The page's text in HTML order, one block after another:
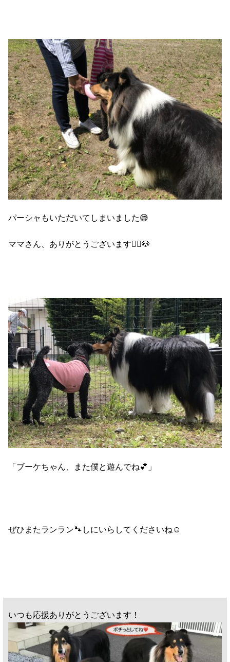
パーシャもいただいてしまいました😅
ママさん、ありがとうございます🙇‍♀️🐶
「ブーケちゃん、また僕と遊んでね💕」
ぜひまたランラン🐾しにいらしてくださいね☺️
いつも応援ありがとうございます！